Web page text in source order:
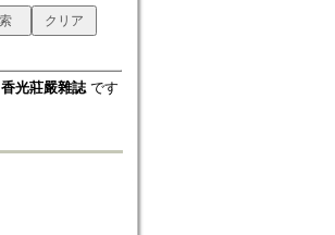
香光莊嚴雜誌です